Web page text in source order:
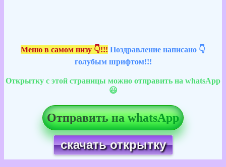
Меню в самом низу 👇!!! Поздравление написано 👇
голубым шрифтом!!!
Открытку с этой страницы можно отправить на whatsApp
😃
Отправить на whatsApp
скачать открытку